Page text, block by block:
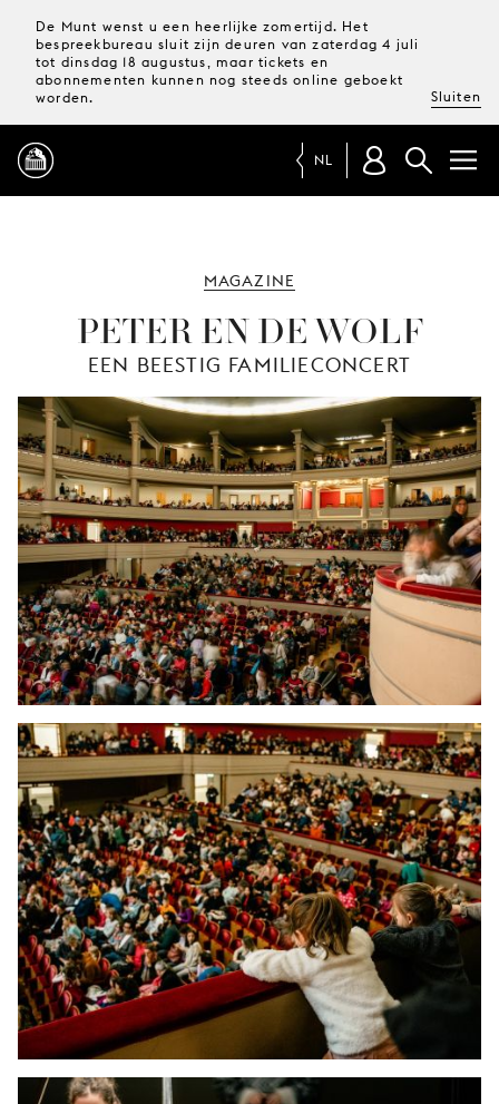
De Munt wenst u een heerlijke zomertijd. Het
bespreekbureau sluit zijn deuren van zaterdag 4 juli
tot dinsdag 18 augustus, maar tickets en
abonnementen kunnen nog steeds online geboekt
worden.
Sluiten
TICKETS &
UW
BEZOEK
JONG
PUBLIEK
DE
MUNT
STEUN
ONS
NL
MAGAZINE
PETER EN DE WOLF
EEN BEESTIG FAMILIECONCERT